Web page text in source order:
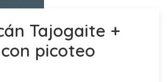
Tajogaite +
picoteo